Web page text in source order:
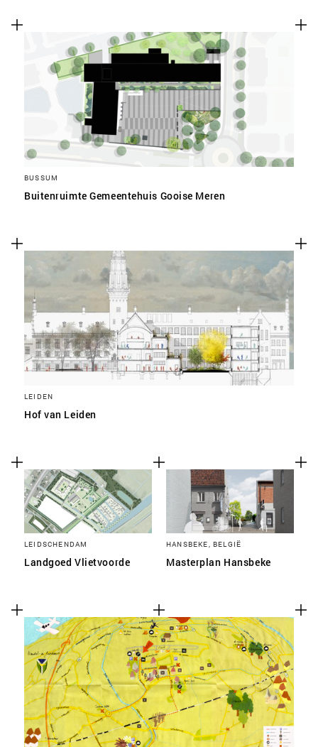
BUSSUM
Buitenruimte Gemeentehuis Gooise Meren
LEIDEN
Hof van Leiden
LEIDSCHENDAM
Landgoed Vlietvoorde
HANSBEKE, BELGIË
Masterplan Hansbeke